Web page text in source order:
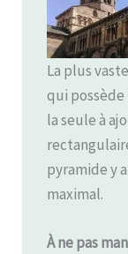
La plus
qui possède
la seule à
pyramide y
maximal.
À ne pas